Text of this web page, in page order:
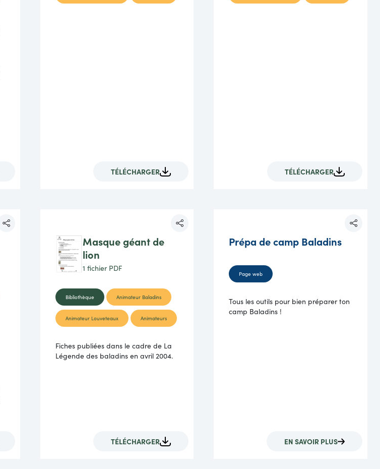
TÉLÉCHARGER TÉLÉCHARGER
Masque géant de
lion
1 fichier PDF
Bibliothèque Animateur Baladins
Animateur Louveteaux Animateurs
Fiches publiées dans le cadre de La
Légende des baladins en avril 2004.
TÉLÉCHARGER
Prépa de camp Baladins
Page web
Tous les outils pour bien préparer ton
camp Baladins !
EN SAVOIR PLUS